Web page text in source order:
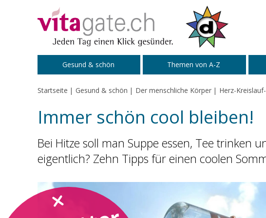
Gesund & schön Themen von A-Z
Startseite Gesund & schön Der menschliche Körper Herz-
Immer schön cool bleiben!
Bei Hitze soll man Suppe essen, Tee trinken
eigentlich? Zehn Tipps für einen coolen